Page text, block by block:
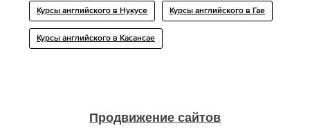
Курсы английского в Нукусе Курсы английского в Гае
Курсы английского в Касансае
Продвижение сайтов